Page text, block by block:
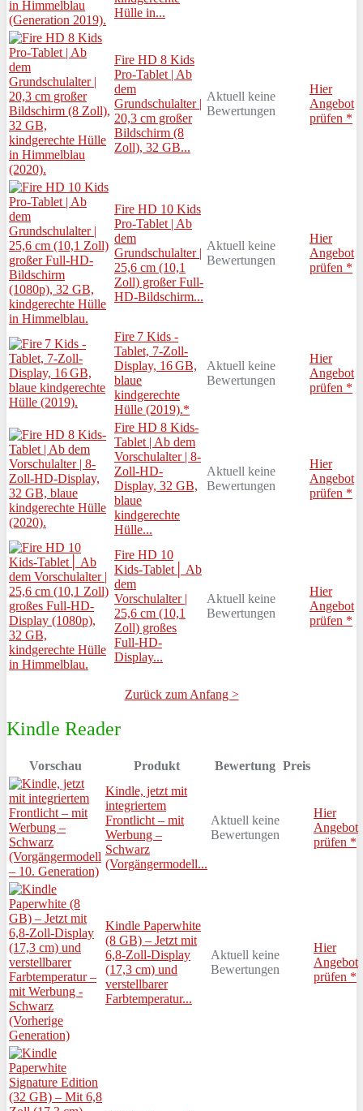
Hülle in...
Fire HD 8 Kids
Pro-Tablet | Ab
dem
Grundschulalter |
20,3 cm großer
Bildschirm (8
Zoll), 32 GB...
Aktuell keine
Bewertungen
Hier
Angebot
prüfen *
Fire HD 10 Kids
Pro-Tablet | Ab
dem
Grundschulalter |
25,6 cm (10,1
Zoll) großer Full-
HD-Bildschirm...
Aktuell keine
Bewertungen
Hier
Angebot
prüfen *
Fire 7 Kids -
Tablet, 7-Zoll-
Display, 16 GB,
blaue
kindgerechte
Hülle (2019).*
Aktuell keine
Bewertungen
Hier
Angebot
prüfen *
Fire HD 8 Kids-
Tablet | Ab dem
Vorschulalter | 8-
Zoll-HD-
Display, 32 GB,
blaue
kindgerechte
Hülle...
Aktuell keine
Bewertungen
Hier
Angebot
prüfen *
Fire HD 10
Kids-Tablet│ Ab
dem
Vorschulalter |
25,6 cm (10,1
Zoll) großes
Full-HD-
Display...
Aktuell keine
Bewertungen
Hier
Angebot
prüfen *
Zurück zum Anfang >
Kindle Reader
Vorschau Produkt Bewertung Preis
Kindle, jetzt mit
integriertem
Frontlicht – mit
Werbung –
Schwarz
(Vorgängermodell...
Aktuell keine
Bewertungen
Hier
Angebot
prüfen *
Kindle Paperwhite
(8 GB) – Jetzt mit
6,8-Zoll-Display
(17,3 cm) und
verstellbarer
Farbtemperatur...
Aktuell keine
Bewertungen
Hier
Angebot
prüfen *